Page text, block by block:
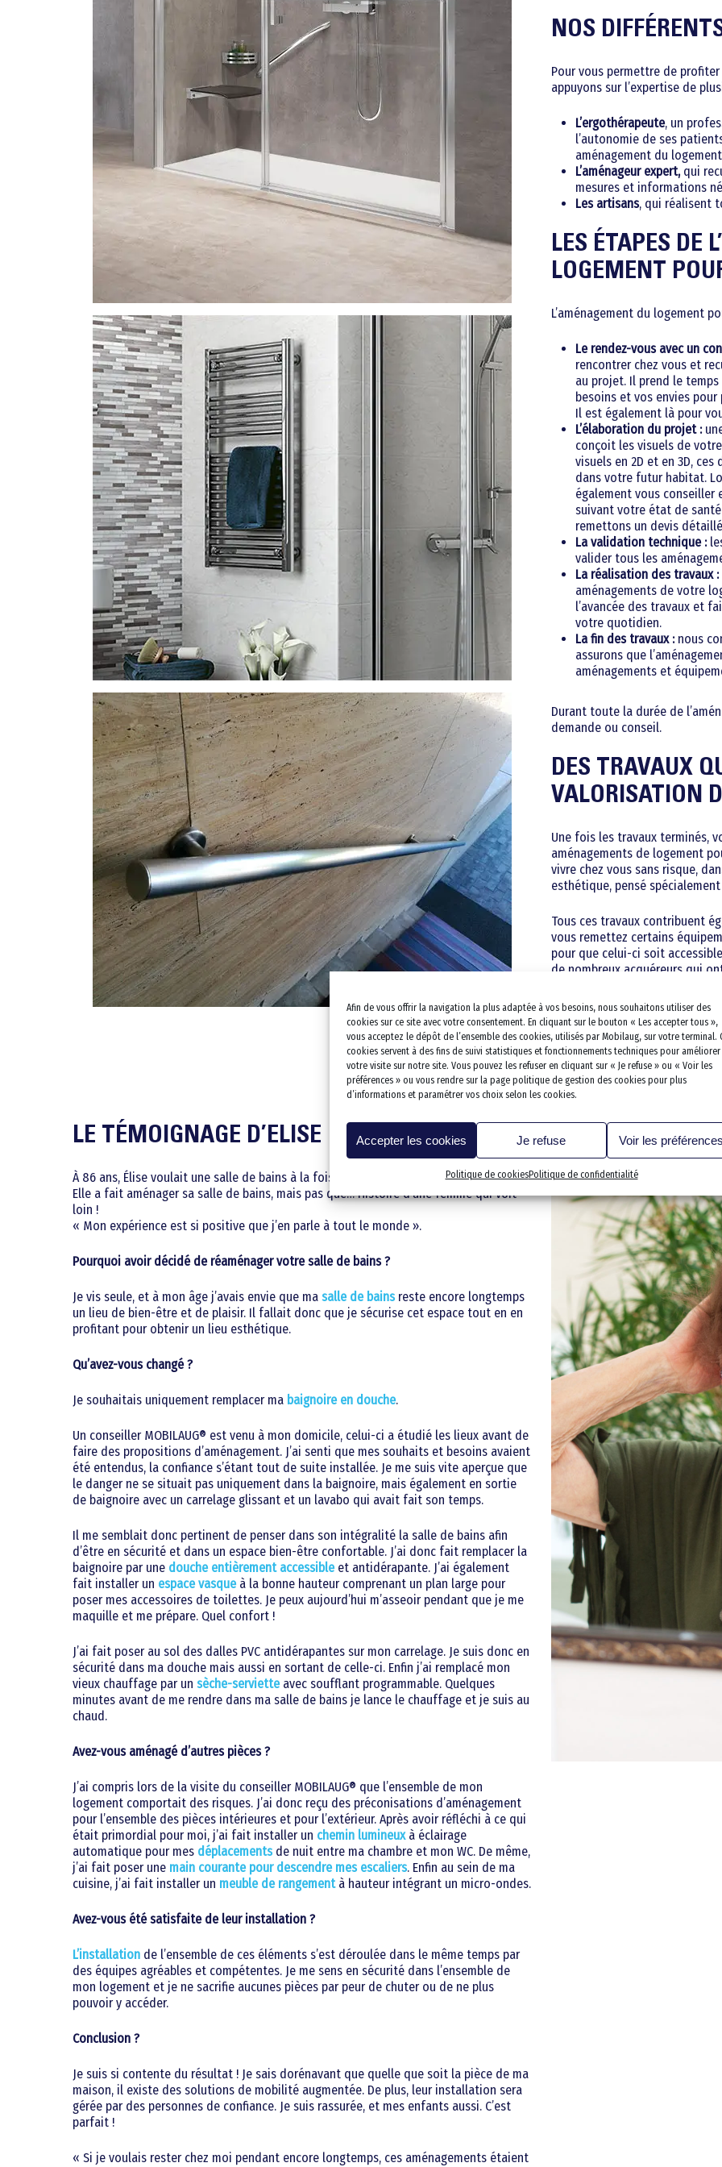
Afin de vous offrir la navigation la plus adaptée à vos besoins, nous souhaitons utiliser des
cookies sur ce site avec votre consentement. En cliquant sur le bouton « Les accepter tous »,
vous acceptez le dépôt de l’ensemble des cookies, utilisés par Mobilaug, sur votre terminal.
cookies servent à des fins de suivi statistiques et fonctionnements techniques pour améliorer
votre visite sur notre site. Vous pouvez les refuser en cliquant sur « Je refuse » ou « Voir les
préférences » ou vous rendre sur la page politique de gestion des cookies pour plus
d’informations et paramétrer vos choix selon les cookies.
Accepter les cookies Je refuse Voir les préférences
Politique de cookiesPolitique de confidentialité
NOS
Pour vous permettre de
appuyons sur l’expertise de
L’ergothérapeute, un
l’autonomie de ses
aménagement du
L’aménageur expert,qui
mesures et informations
Les artisans, qui réalisent
LES ÉTAPES DE
LOGEMENT
L’aménagement du logement
Le rendez-vous avec un
rencontrer chez vous et
au projet. Il prend le
besoins et vos envies
Il est également là pour
L’élaboration du projet :
conçoit les visuels de
visuels en 2D et en 3D,
dans votre futur habitat.
également vous conseiller
suivant votre état de
remettons un devis
La validation technique :
valider tous les
La réalisation des travaux :
aménagements de votre
l’avancée des travaux et
votre quotidien.
La fin des travaux :nous
assurons que
aménagements et
Durant toute la durée de
demande ou conseil.
DES TRAVAUX
VALORISATION
Une fois les travaux terminés,
aménagements de logement
vivre chez vous sans risque,
esthétique, pensé
Tous ces travaux contribuent
vous remettez certains
pour que celui-ci soit
de nombreux acquéreurs qui
LE TÉMOIGNAGE D’ELISE
À 86 ans, Élise voulait une salle de bains à la fois ultra-pratique, cosy et rassurante.
Elle a fait aménager sa salle de bains, mais pas que… Histoire d’une femme qui voit
loin !
« Mon expérience est si positive que j’en parle à tout le monde ».
Pourquoi avoir décidé de réaménager votre salle de bains ?
Je vis seule, et à mon âge j’avais envie que ma salle de bains reste encore longtemps
un lieu de bien-être et de plaisir. Il fallait donc que je sécurise cet espace tout en en
profitant pour obtenir un lieu esthétique.
Qu’avez-vous changé ?
Je souhaitais uniquement remplacer ma baignoire en douche.
Un conseiller MOBILAUG® est venu à mon domicile, celui-ci a étudié les lieux avant de
faire des propositions d’aménagement. J’ai senti que mes souhaits et besoins avaient
été entendus, la confiance s’étant tout de suite installée. Je me suis vite aperçue que
le danger ne se situait pas uniquement dans la baignoire, mais également en sortie
de baignoire avec un carrelage glissant et un lavabo qui avait fait son temps.
Il me semblait donc pertinent de penser dans son intégralité la salle de bains afin
d’être en sécurité et dans un espace bien-être confortable. J’ai donc fait remplacer la
baignoire par une douche entièrement accessibleet antidérapante. J’ai également
fait installer un espace vasqueà la bonne hauteur comprenant un plan large pour
poser mes accessoires de toilettes. Je peux aujourd’hui m’asseoir pendant que je me
maquille et me prépare. Quel confort !
J’ai fait poser au sol des dalles PVC antidérapantes sur mon carrelage. Je suis donc en
sécurité dans ma douche mais aussi en sortant de celle-ci. Enfin j’ai remplacé mon
vieux chauffage par un sèche-servietteavec soufflant programmable. Quelques
minutes avant de me rendre dans ma salle de bains je lance le chauffage et je suis au
chaud.
Avez-vous aménagé d’autres pièces ?
J’ai compris lors de la visite du conseiller MOBILAUG® que l’ensemble de mon
logement comportait des risques. J’ai donc reçu des préconisations d’aménagement
pour l’ensemble des pièces intérieures et pour l’extérieur. Après avoir réfléchi à ce qui
était primordial pour moi, j’ai fait installer un chemin lumineuxà éclairage
automatique pour mes déplacements de nuit entre ma chambre et mon WC. De même,
j’ai fait poser une main courante pour descendre mes escaliers. Enfin au sein de ma
cuisine, j’ai fait installer un meuble de rangementà hauteur intégrant un micro-ondes.
Avez-vous été satisfaite de leur installation ?
L’installation de l’ensemble de ces éléments s’est déroulée dans le même temps par
des équipes agréables et compétentes. Je me sens en sécurité dans l’ensemble de
mon logement et je ne sacrifie aucunes pièces par peur de chuter ou de ne plus
pouvoir y accéder.
Conclusion ?
Je suis si contente du résultat ! Je sais dorénavant que quelle que soit la pièce de ma
maison, il existe des solutions de mobilité augmentée. De plus, leur installation sera
gérée par des personnes de confiance. Je suis rassurée, et mes enfants aussi. C’est
parfait !
« Si je voulais rester chez moi pendant encore longtemps, ces aménagements étaient